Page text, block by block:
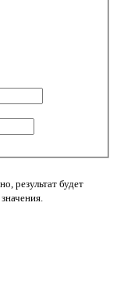
результат будет